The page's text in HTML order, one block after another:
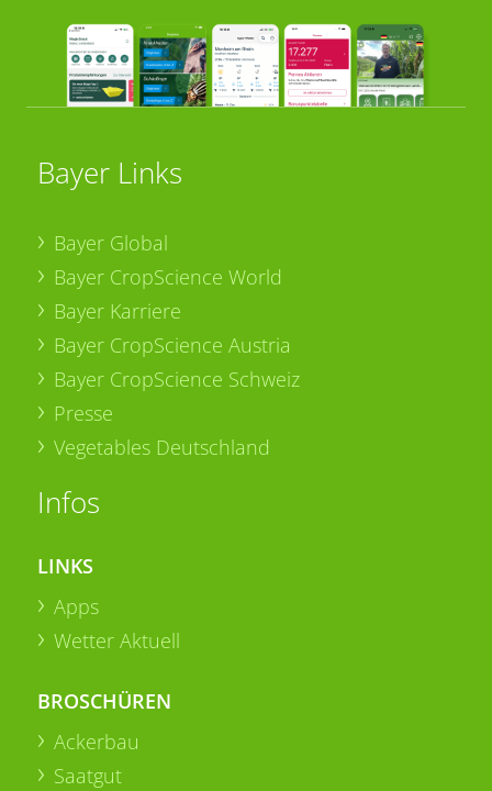
Bayer Links
Bayer Global
Bayer CropScience World
Bayer Karriere
Bayer CropScience Austria
Bayer CropScience Schweiz
Presse
Vegetables Deutschland
Infos
LINKS
Apps
Wetter Aktuell
BROSCHÜREN
Ackerbau
Saatgut